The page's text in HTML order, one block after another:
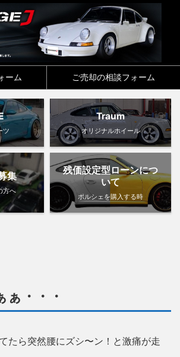
ーム ご売却の相談フォーム
ツ
Traum
オリジナルホイール
集
方へ
残価設定型ローンにつ
いて
ポルシェを購入する時
ぁ・・・
たら突然腰にズシ〜ン！と激痛が走